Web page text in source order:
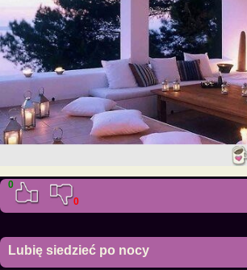
0
0
Lubię siedzieć po nocy